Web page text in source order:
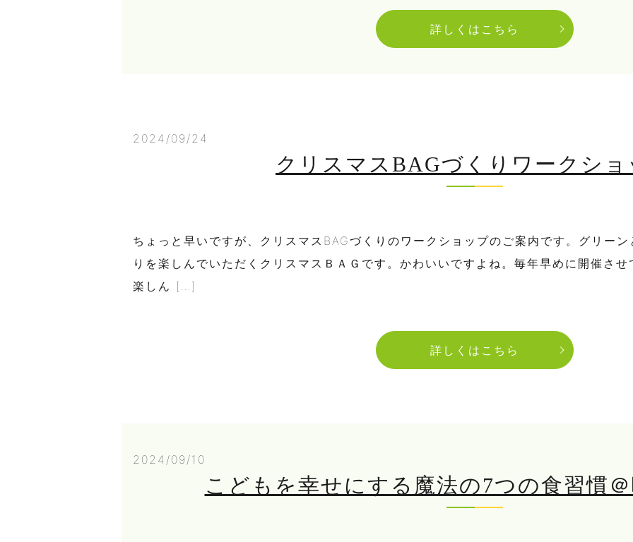
詳しくはこちら
2024/09/24
クリスマスBAGづくりワークショ
ちょっと早いですが、クリスマスBAGづくりのワークショップのご案内です。グリー
りを楽しんでいただくクリスマスＢＡＧです。かわいいですよね。毎年早めに開催させ
楽しん […]
詳しくはこちら
2024/09/10
こどもを幸せにする魔法の7つの食習慣